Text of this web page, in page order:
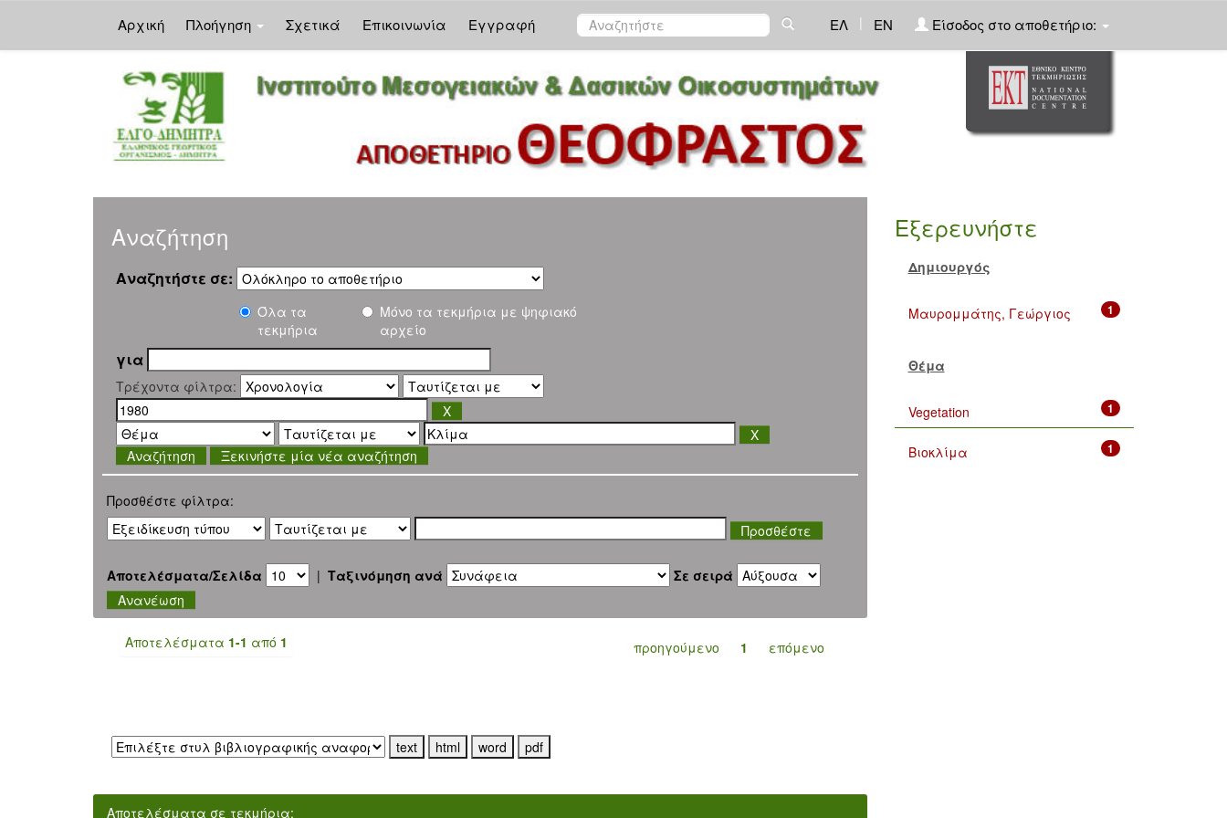
Αρχική Πλοήγηση Σχετικά Επικοινωνία Εγγραφή ΕΛ | EN Είσοδος στο αποθετήριο:
Αναζήτηση
Αναζητήστε σε:
Όλα τα
τεκμήρια
Μόνο τα τεκμήρια με ψηφιακό
αρχείο
για
Τρέχοντα φίλτρα:
Ξεκινήστε μία νέα αναζήτηση
Προσθέστε φίλτρα:
Αποτελέσματα/Σελίδα | Ταξινόμηση ανά Σε σειρά
Αποτελέσματα 1-1 από 1 προηγούμενο 1 επόμενο
Αποτελέσματα σε τεκμήρια:
Εξερευνήστε
Δημιουργός
1
Μαυρομμάτης, Γεώργιος
Θέμα
1
Vegetation
1
Βιοκλίμα